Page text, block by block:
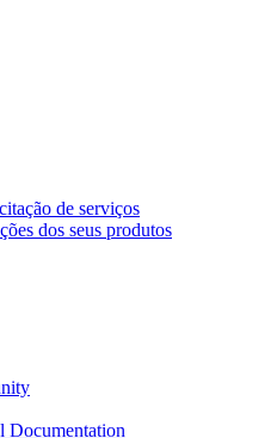
de serviços
dos seus produtos
Documentation